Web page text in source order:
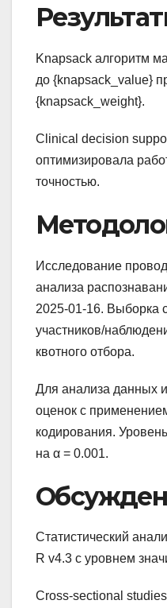
Knapsack алгоритм
до {knapsack_value}
{knapsack_weight}.
Clinical decision
оптимизировала
точностью.
Исследование
анализа
2025-01-16. Выборка
участников/
квотного отбора.
Для анализа данных
оценок с
кодирования.
на α = 0.001.
Статистический
R v4.3 с уровнем
Cross-sectional